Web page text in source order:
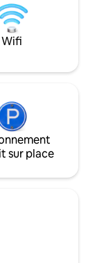
sentiers naturels locaux.
allez adorer : 🏡Résidence privée
sécurisée 🌲Sentiers pédestres et
nature à proximité 💦Accès à la
des meilleurs
voyage sans
Wifi
sur place